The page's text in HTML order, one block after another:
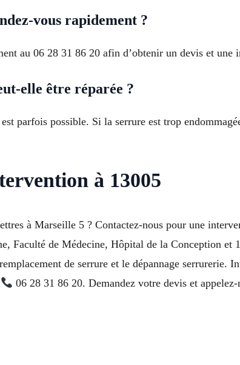
vous rapidement ?
au 06 28 31 86 20 afin d’obtenir un devis et
elle être réparée ?
parfois possible. Si la serrure est trop
à 13005
à Marseille 5 ? Contactez-nous pour une
Faculté de Médecine, Hôpital de la Conception
de serrure et le dépannage serrurerie.
06 28 31 86 20. Demandez votre devis et appelez-